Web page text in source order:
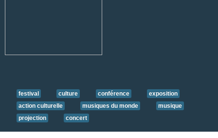
festival culture conférence
exposition
action culturelle
musiques du monde
musique
projection
concert